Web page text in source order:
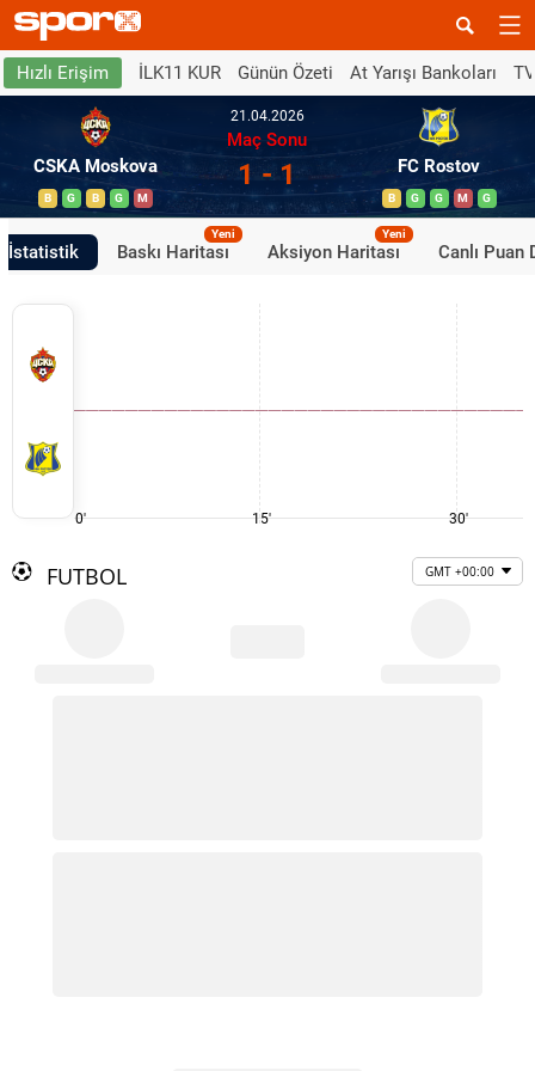
Hızlı Erişim İLK11 KUR Günün Özeti At Yarışı Bankoları
CSKA Moskova
B G B G M
21.04.2026
Maç Sonu
1 - 1 FC Rostov
B G G M G
İstatistik Baskı Haritası
Yeni
Aksiyon Haritası
Yeni
Canlı Puan
0' 15' 30'
FUTBOL GMT +00:00